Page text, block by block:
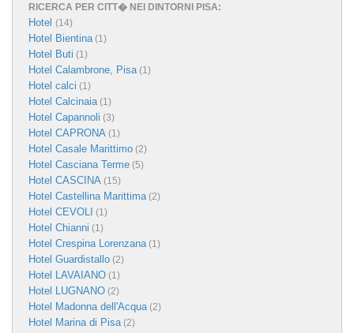
RICERCA PER CITT� NEI DINTORNI PISA:
Hotel (14)
Hotel Bientina(1)
Hotel Buti (1)
Hotel Calambrone, Pisa(1)
Hotel calci (1)
Hotel Calcinaia(1)
Hotel Capannoli (3)
Hotel CAPRONA (1)
Hotel Casale Marittimo (2)
Hotel Casciana Terme (5)
Hotel CASCINA (15)
Hotel Castellina Marittima(2)
Hotel CEVOLI (1)
Hotel Chianni (1)
Hotel Crespina Lorenzana(1)
Hotel Guardistallo (2)
Hotel LAVAIANO (1)
Hotel LUGNANO (2)
Hotel Madonna dell'Acqua(2)
Hotel Marina di Pisa(2)